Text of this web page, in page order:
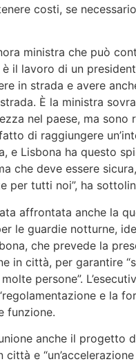
costi, se
ministra che può
il lavoro di un
in strada e avere
È la ministra
nel paese, ma sono
di raggiungere
e Lisbona ha questo
che deve essere
per tutti noi”, ha
affrontata anche la
le guardie notturne,
che prevede la
in città, per garantire
persone”.
e la
funzione.
anche il progetto
e